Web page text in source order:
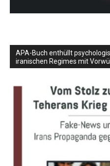
APA-Buch enthüllt
iranischen Regimes mit